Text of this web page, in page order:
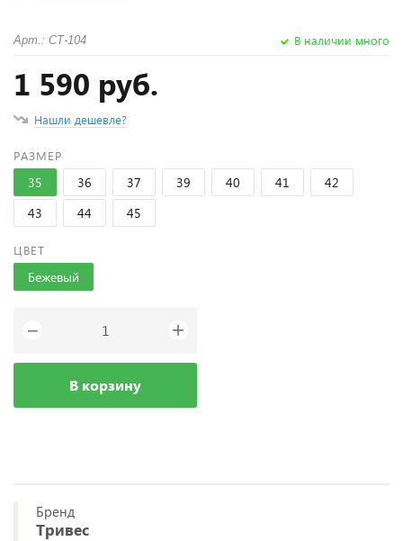
Арт.: СТ-104 В наличии много
1 590 руб.
Нашли дешевле?
РАЗМЕР
35 36 37 39 40 41
42
43
44 45
ЦВЕТ
Бежевый
− +
В корзину
Бренд
Тривес